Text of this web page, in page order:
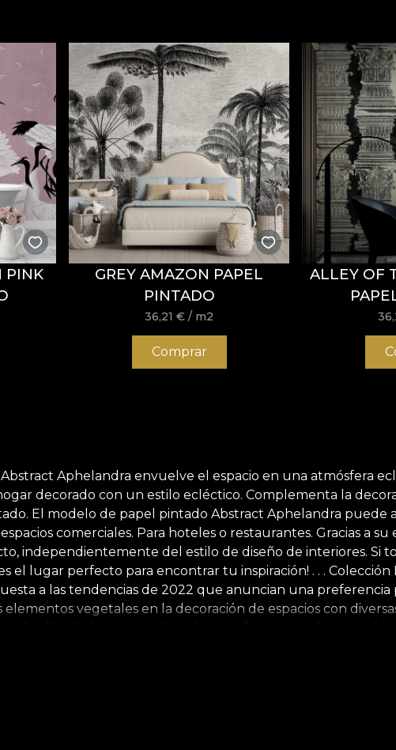
PINK
GREY AMAZON PAPEL
PINTADO
36,21€ / m2
Comprar
ALLEY OF
Aphelandra envuelve el espacio en una atmósfera
decorado con un estilo ecléctico. Complementa la
El modelo de papel pintado Abstract Aphelandra puede
comerciales. Para hoteles o restaurantes. Gracias a
independientemente del estilo de diseño de interiores. Si
lugar perfecto para encontrar tu inspiración! . . . Colección
a las tendencias de 2022 que anuncian una
vegetales en la decoración de espacios con
Las paredes ganan espectaculares nuevas dimensiones
ecológicos y biodegradables. Por lo tanto, en nuestro